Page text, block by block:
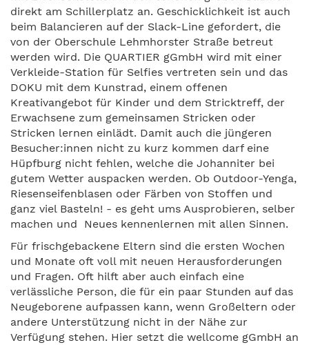
direkt am Schillerplatz an. Geschicklichkeit ist auch
beim Balancieren auf der Slack-Line gefordert, die
von der Oberschule Lehmhorster Straße betreut
werden wird. Die QUARTIER gGmbH wird mit einer
Verkleide-Station für Selfies vertreten sein und das
DOKU mit dem Kunstrad, einem offenen
Kreativangebot für Kinder und dem Stricktreff, der
Erwachsene zum gemeinsamen Stricken oder
Stricken lernen einlädt. Damit auch die jüngeren
Besucher:innen nicht zu kurz kommen darf eine
Hüpfburg nicht fehlen, welche die Johanniter bei
gutem Wetter auspacken werden. Ob Outdoor-Yenga,
Riesenseifenblasen oder Färben von Stoffen und
ganz viel Basteln! - es geht ums Ausprobieren, selber
machen und Neues kennenlernen mit allen Sinnen.
Für frischgebackene Eltern sind die ersten Wochen
und Monate oft voll mit neuen Herausforderungen
und Fragen. Oft hilft aber auch einfach eine
verlässliche Person, die für ein paar Stunden auf das
Neugeborene aufpassen kann, wenn Großeltern oder
andere Unterstützung nicht in der Nähe zur
Verfügung stehen. Hier setzt die wellcome gGmbH an